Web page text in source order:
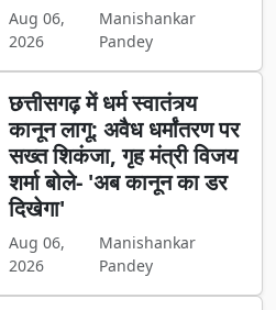
Aug 06,
2026
Manishankar
Pandey
छत्तीसगढ़ में धर्म स्वातंत्र्य
कानून लागू: अवैध धर्मांतरण पर
सख्त शिकंजा, गृह मंत्री विजय
शर्मा बोले- 'अब कानून का डर
दिखेगा'
Aug 06,
2026
Manishankar
Pandey